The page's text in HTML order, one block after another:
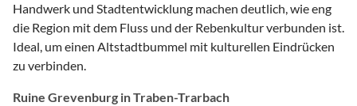
Handwerk und Stadtentwicklung machen deutlich, wie eng
die Region mit dem Fluss und der Rebenkultur verbunden ist.
Ideal, um einen Altstadtbummel mit kulturellen Eindrücken
zu verbinden.
Ruine Grevenburg in Traben-Trarbach